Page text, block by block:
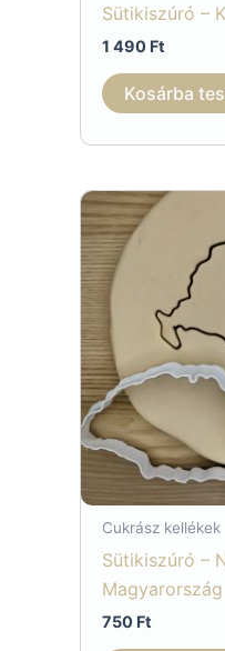
Sütikiszúró –
1 490 Ft
Kosárba
Cukrász kellékek
Sütikiszúró –
Magyarország
750 Ft